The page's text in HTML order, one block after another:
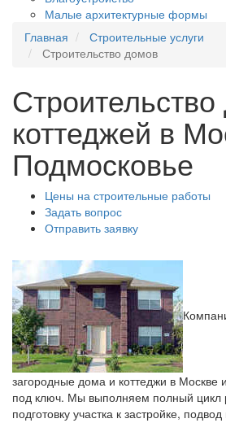
Малые архитектурные формы
Главная
Строительные услуги
Строительство домов
коттеджей в
Подмосковье
Цены на строительные работы
Задать вопрос
Отправить заявку
загородные дома и коттеджи в Москве
под ключ. Мы выполняем полный цикл
подготовку участка к застройке,